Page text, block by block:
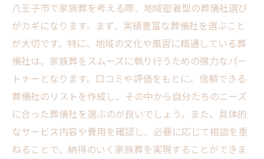
八王子市で家族葬を考える際、地域密着型の葬儀社選び
がカギになります。まず、実績豊富な葬儀社を選ぶこと
が大切です。特に、地域の文化や風習に精通している葬
儀社は、家族葬をスムーズに執り行うための強力なパー
トナーとなります。口コミや評価をもとに、信頼できる
葬儀社のリストを作成し、その中から自分たちのニーズ
に合った葬儀社を選ぶのが良いでしょう。また、具体的
なサービス内容や費用を確認し、必要に応じて相談を重
ねることで、納得のいく家族葬を実現することができま